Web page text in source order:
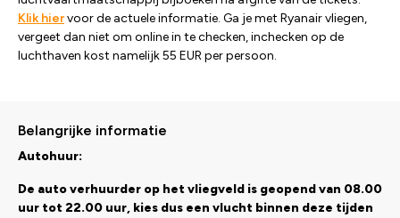
Klik hiervoor de actuele informatie. Ga je met Ryanair vliegen,
vergeet dan niet om online in te checken, inchecken op de
luchthaven kost namelijk 55 EUR per persoon.
Belangrijke informatie
Autohuur:
De auto verhuurder op het vliegveld is geopend van 08.00
uur tot 22.00 uur, kies dus een vlucht binnen deze tijden